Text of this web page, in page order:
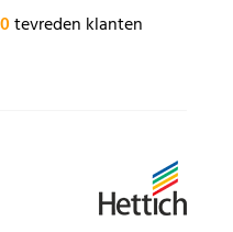
tevreden klanten